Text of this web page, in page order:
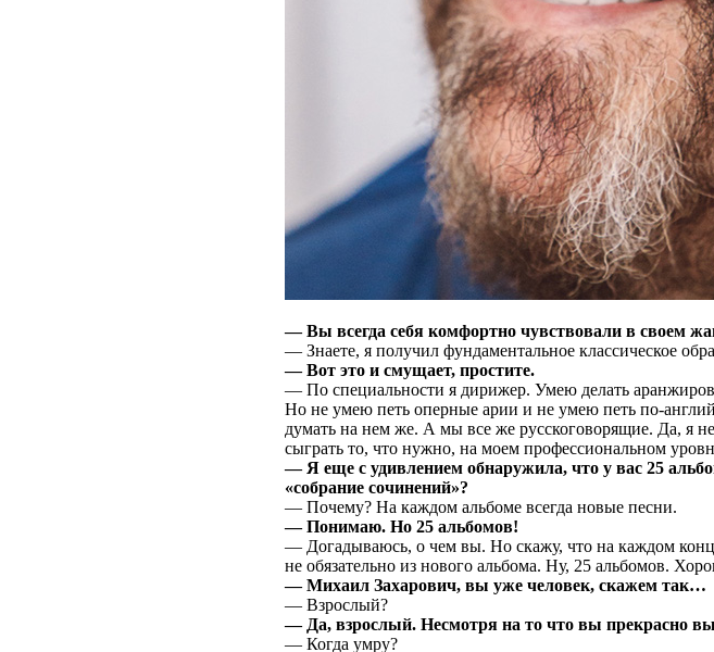
— Вы всегда себя комфортно чувствовали в своем
— Знаете, я получил фундаментальное классическое
— Вот это и смущает, простите.
— По специальности я дирижер. Умею делать
Но не умею петь оперные арии и не умею петь по-
думать на нем же. А мы все же русскоговорящие. Да, я
сыграть то, что нужно, на моем профессиональном
— Я еще с удивлением обнаружила, что у вас 25
«собрание сочинений»?
— Почему? На каждом альбоме всегда новые песни.
— Понимаю. Но 25 альбомов!
— Догадываюсь, о чем вы. Но скажу, что на каждом
не обязательно из нового альбома. Ну, 25 альбомов.
— Михаил Захарович, вы уже человек, скажем так…
— Взрослый?
— Да, взрослый. Несмотря на то что вы прекрасно
— Когда умру?